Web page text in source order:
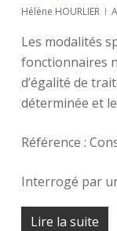
Hélène HOURLIER
Les modalités
fonctionnaires
d’égalité de
déterminée et
Référence :
Interrogé par
Lire la suite